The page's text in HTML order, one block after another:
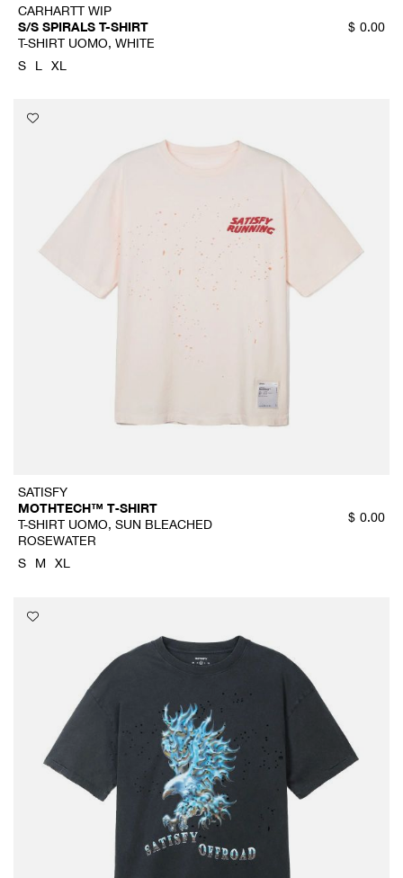
CARHARTT WIP
S/S SPIRALS T-SHIRT
T-SHIRT UOMO, WHITE
$ 0.00
S L XL
SATISFY
MOTHTECH™ T‑SHIRT
T-SHIRT UOMO, SUN BLEACHED
ROSEWATER
$ 0.00
S M XL